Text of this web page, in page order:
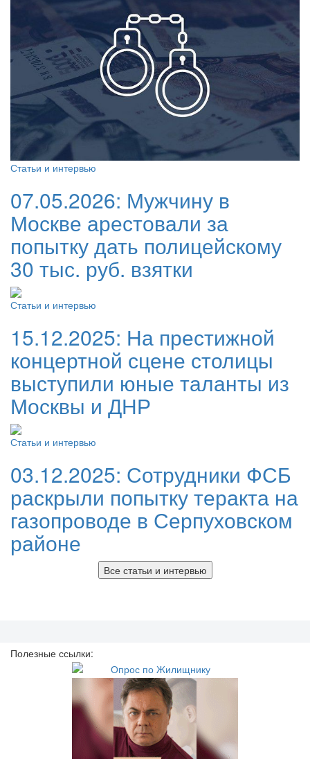
Статьи и интервью
07.05.2026: Мужчину в
Москве арестовали за
попытку дать полицейскому
30 тыс. руб. взятки
Статьи и интервью
15.12.2025: На престижной
концертной сцене столицы
выступили юные таланты из
Москвы и ДНР
Статьи и интервью
03.12.2025: Сотрудники ФСБ
раскрыли попытку теракта на
газопроводе в Серпуховском
районе
Все статьи и интервью
Полезные ссылки: